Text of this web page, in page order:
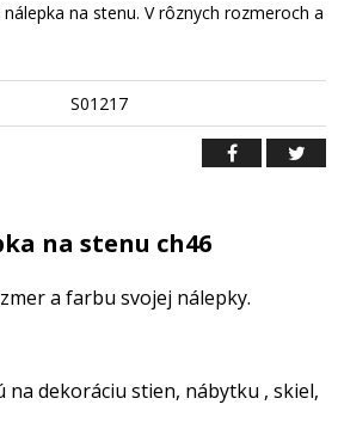
na stenu. V rôznych rozmeroch a
S01217
na stenu ch46
a farbu svojej nálepky.
na dekoráciu stien, nábytku , skiel,